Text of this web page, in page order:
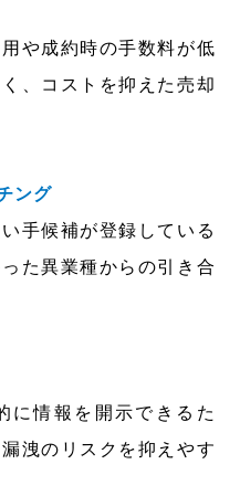
や成約時の手数料が低
、コストを抑えた売却
ング
手候補が登録している
た異業種からの引き合
に情報を開示できるた
洩のリスクを抑えやす